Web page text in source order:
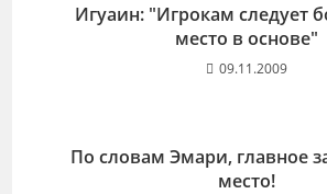
Игуаин: "Игрокам следует
место в основе"
09.11.2009
По словам Эмари, главное
место!